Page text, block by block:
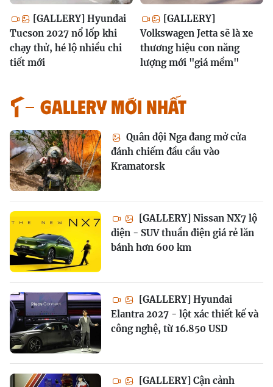
[GALLERY] Hyundai
Tucson 2027 nổ lốp khi
chạy thử, hé lộ nhiều chi
tiết mới
[GALLERY]
Volkswagen Jetta sẽ là xe
thương hiệu con năng
lượng mới "giá mềm"
GALLERY MỚI NHẤT
Quân đội Nga đang mở cửa
đánh chiếm đầu cầu vào
Kramatorsk
[GALLERY] Nissan NX7 lộ
diện - SUV thuần điện giá rẻ lăn
bánh hơn 600 km
[GALLERY] Hyundai
Elantra 2027 - lột xác thiết kế và
công nghệ, từ 16.850 USD
[GALLERY] Cận cảnh